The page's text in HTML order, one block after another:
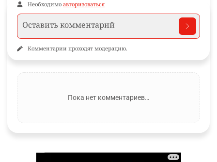
Необходимо авторизоваться
Комментарии проходят модерацию.
Пока нет комментариев…